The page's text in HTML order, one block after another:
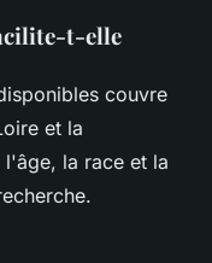
t-elle
couvre
et la
la race et la